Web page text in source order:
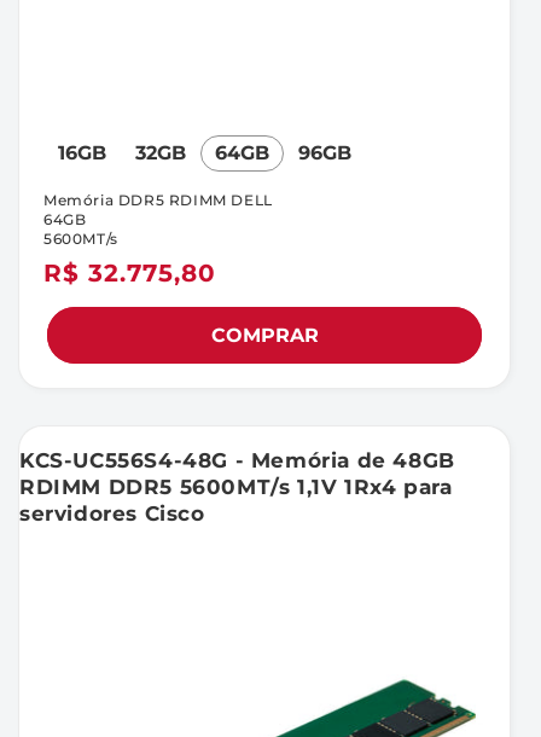
16GB 32GB 64GB 96GB
Preço
normal
R$ 32.775,80
Memória DDR5 RDIMM DELL
64GB
5600MT/s
COMPRAR
KCS-UC556S4-48G - Memória de 48GB
RDIMM DDR5 5600MT/s 1,1V 1Rx4 para
servidores Cisco